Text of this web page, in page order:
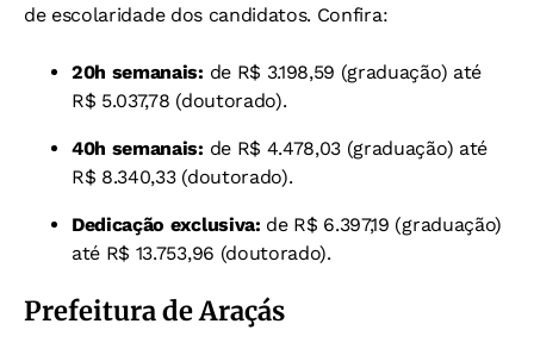
de escolaridade dos candidatos. Confira:
20h semanais: de R$ 3.198,59 (graduação) até
R$ 5.037,78 (doutorado).
40h semanais: de R$ 4.478,03 (graduação) até
R$ 8.340,33 (doutorado).
Dedicação exclusiva: de R$ 6.397,19 (graduação)
até R$ 13.753,96 (doutorado).
Prefeitura de Araçás